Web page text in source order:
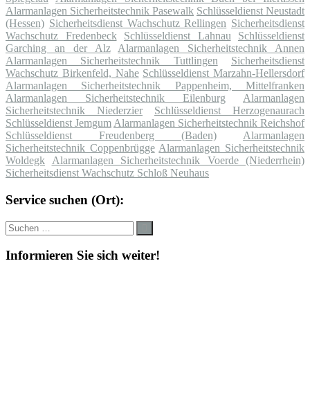
Alarmanlagen Sicherheitstechnik Pasewalk Schlüsseldienst Neustadt
(Hessen) Sicherheitsdienst Wachschutz Rellingen Sicherheitsdienst
Wachschutz Fredenbeck
Schlüsseldienst Lahnau
Schlüsseldienst
Garching an der Alz
Alarmanlagen Sicherheitstechnik Annen
Alarmanlagen Sicherheitstechnik Tuttlingen
Sicherheitsdienst
Wachschutz Birkenfeld, Nahe Schlüsseldienst Marzahn-Hellersdorf
Alarmanlagen Sicherheitstechnik Pappenheim, Mittelfranken
Alarmanlagen Sicherheitstechnik Eilenburg
Alarmanlagen
Sicherheitstechnik Niederzier
Schlüsseldienst Herzogenaurach
Schlüsseldienst Jemgum Alarmanlagen Sicherheitstechnik Reichshof
Schlüsseldienst Freudenberg (Baden)
Alarmanlagen
Sicherheitstechnik Coppenbrügge Alarmanlagen Sicherheitstechnik
Woldegk
Alarmanlagen Sicherheitstechnik Voerde (Niederrhein)
Sicherheitsdienst Wachschutz Schloß Neuhaus
Service suchen (Ort):
Suche
nach:
Informieren Sie sich weiter!